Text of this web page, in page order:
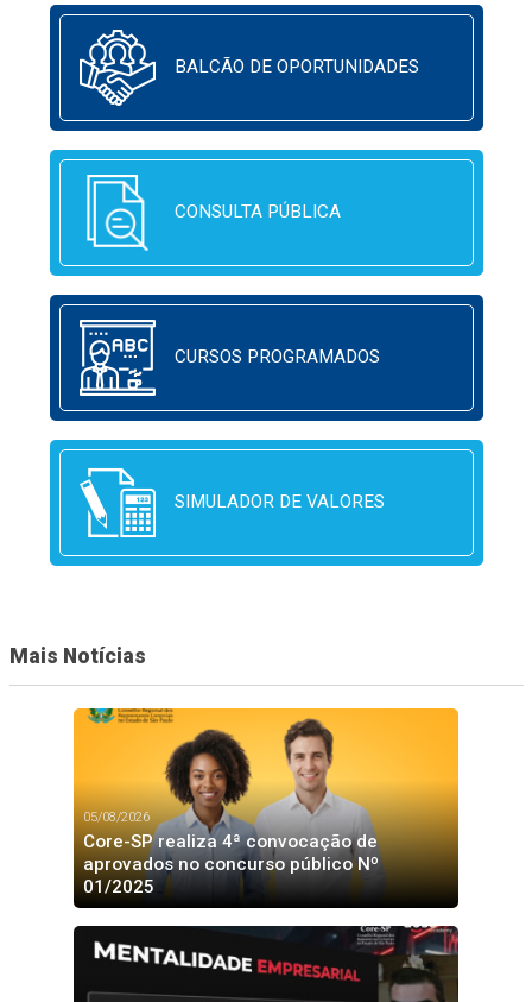
BALCÃO DE OPORTUNIDADES
CONSULTA PÚBLICA
CURSOS PROGRAMADOS
SIMULADOR DE VALORES
Mais Notícias
05/08/2026
Core-SP realiza 4ª convocação de
aprovados no concurso público Nº
01/2025